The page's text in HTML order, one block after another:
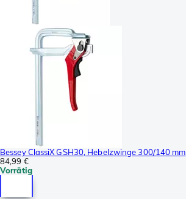
Bessey ClassiX GSH30, Hebelzwinge 300/140 mm
84,99 €
Vorrätig